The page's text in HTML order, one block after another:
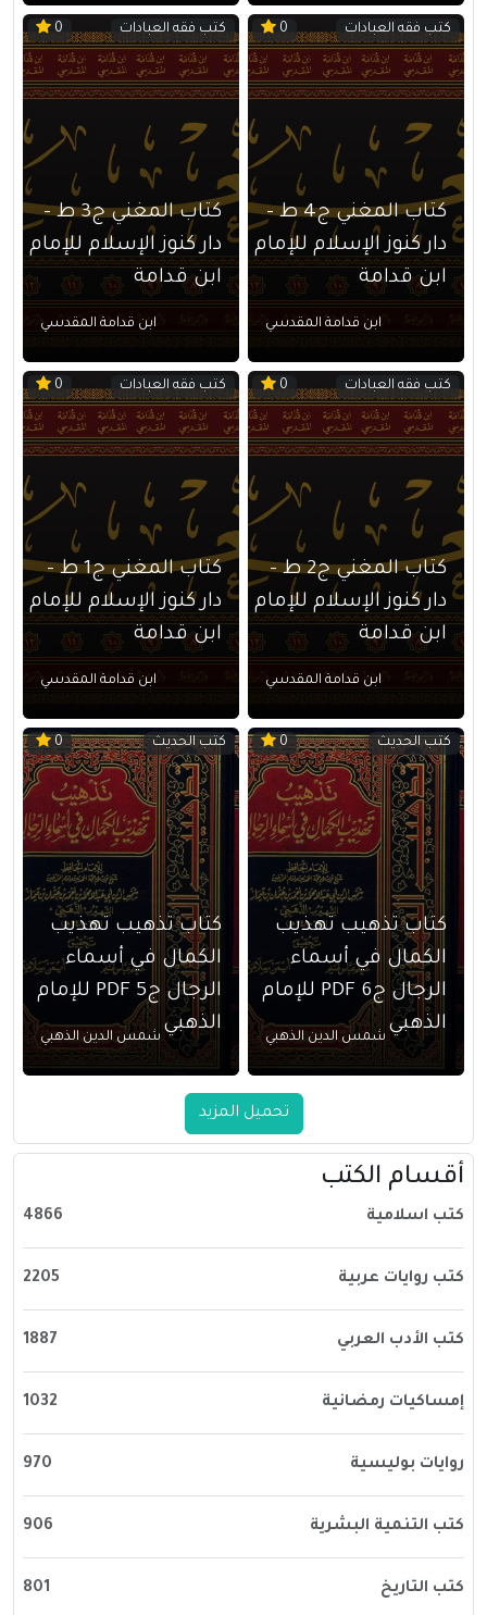
كتب فقه العبادات 0
كتاب المغني ج4 ط –
دار كنوز الإسلام للإمام
ابن قدامة
ابن قدامة المقدسي
كتب فقه العبادات 0
كتاب المغني ج3 ط –
دار كنوز الإسلام للإمام
ابن قدامة
ابن قدامة المقدسي
كتب فقه العبادات 0
كتاب المغني ج2 ط –
دار كنوز الإسلام للإمام
ابن قدامة
ابن قدامة المقدسي
كتب فقه العبادات 0
كتاب المغني ج1 ط –
دار كنوز الإسلام للإمام
ابن قدامة
ابن قدامة المقدسي
كتب الحديث 0
كتاب تذهيب تهذيب
الكمال في أسماء
الرجال ج6 PDF للإمام
الذهبي
شمس الدين الذهبي
كتب الحديث 0
كتاب تذهيب تهذيب
الكمال في أسماء
الرجال ج5 PDF للإمام
الذهبي
شمس الدين الذهبي
تحميل المزيد
أقسام الكتب
كتب اسلامية 4866
كتب روايات عربية 2205
كتب الأدب العربي 1887
إمساكيات رمضانية 1032
روايات بوليسية 970
كتب التنمية البشرية 906
كتب التاريخ 801